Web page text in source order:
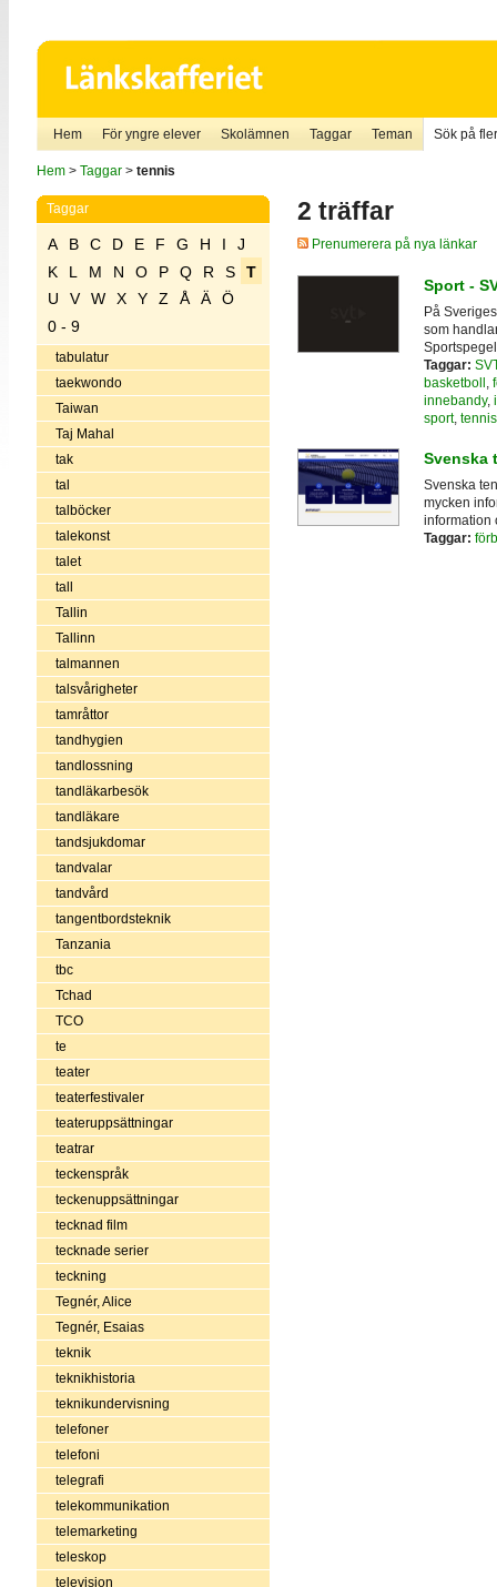
Hem För yngre elever Skolämnen Taggar Teman Sök på
Hem> Taggar> tennis
Taggar
A B C D E F G H I
J
K
L M N O P Q R S
T
U
V W X Y Z Å Ä
Ö
0 - 9
tabulatur
taekwondo
Taiwan
Taj Mahal
tak
tal
talböcker
talekonst
talet
tall
Tallin
Tallinn
talmannen
talsvårigheter
tamråttor
tandhygien
tandlossning
tandläkarbesök
tandläkare
tandsjukdomar
tandvalar
tandvård
tangentbordsteknik
Tanzania
tbc
Tchad
TCO
te
teater
teaterfestivaler
teateruppsättningar
teatrar
teckenspråk
teckenuppsättningar
tecknad film
tecknade serier
teckning
Tegnér, Alice
Tegnér, Esaias
teknik
teknikhistoria
teknikundervisning
telefoner
telefoni
telegrafi
telekommunikation
telemarketing
teleskop
television
2 träffar
Prenumerera på nya länkar
Sport -
På
som
Taggar:
basketboll
innebandy,
sport, tennis
Svenska
Svenska
mycken
information
Taggar: